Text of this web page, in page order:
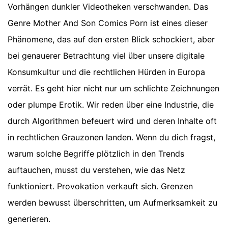
Vorhängen dunkler Videotheken verschwanden. Das
Genre Mother And Son Comics Porn ist eines dieser
Phänomene, das auf den ersten Blick schockiert, aber
bei genauerer Betrachtung viel über unsere digitale
Konsumkultur und die rechtlichen Hürden in Europa
verrät. Es geht hier nicht nur um schlichte Zeichnungen
oder plumpe Erotik. Wir reden über eine Industrie, die
durch Algorithmen befeuert wird und deren Inhalte oft
in rechtlichen Grauzonen landen. Wenn du dich fragst,
warum solche Begriffe plötzlich in den Trends
auftauchen, musst du verstehen, wie das Netz
funktioniert. Provokation verkauft sich. Grenzen
werden bewusst überschritten, um Aufmerksamkeit zu
generieren.